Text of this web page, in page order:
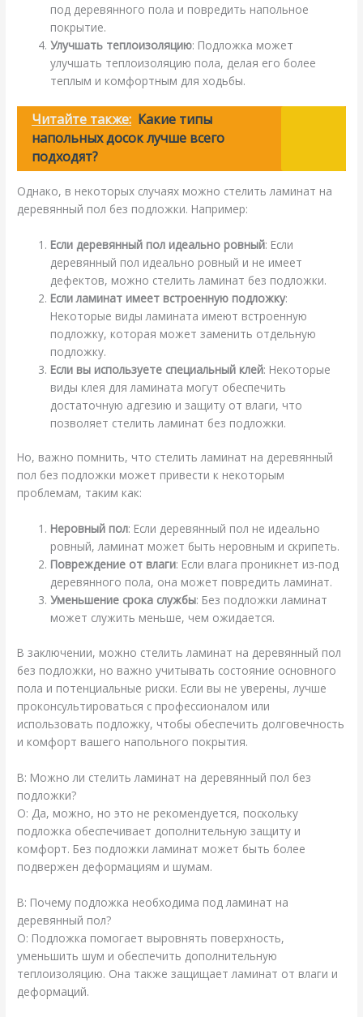
под деревянного пола и повредить напольное
покрытие.
Улучшать теплоизоляцию: Подложка может
улучшать теплоизоляцию пола, делая его более
теплым и комфортным для ходьбы.
Читайте также: Какие типы
напольных досок лучше всего
подходят?
Однако, в некоторых случаях можно стелить ламинат на
деревянный пол без подложки. Например:
Если деревянный пол идеально ровный: Если
деревянный пол идеально ровный и не имеет
дефектов, можно стелить ламинат без подложки.
Если ламинат имеет встроенную подложку:
Некоторые виды ламината имеют встроенную
подложку, которая может заменить отдельную
подложку.
Если вы используете специальный клей: Некоторые
виды клея для ламината могут обеспечить
достаточную адгезию и защиту от влаги, что
позволяет стелить ламинат без подложки.
Но, важно помнить, что стелить ламинат на деревянный
пол без подложки может привести к некоторым
проблемам, таким как:
Неровный пол: Если деревянный пол не идеально
ровный, ламинат может быть неровным и скрипеть.
Повреждение от влаги: Если влага проникнет из-под
деревянного пола, она может повредить ламинат.
Уменьшение срока службы: Без подложки ламинат
может служить меньше, чем ожидается.
В заключении, можно стелить ламинат на деревянный пол
без подложки, но важно учитывать состояние основного
пола и потенциальные риски. Если вы не уверены, лучше
проконсультироваться с профессионалом или
использовать подложку, чтобы обеспечить долговечность
и комфорт вашего напольного покрытия.
В: Можно ли стелить ламинат на деревянный пол без
подложки?
О: Да, можно, но это не рекомендуется, поскольку
подложка обеспечивает дополнительную защиту и
комфорт. Без подложки ламинат может быть более
подвержен деформациям и шумам.
В: Почему подложка необходима под ламинат на
деревянный пол?
О: Подложка помогает выровнять поверхность,
уменьшить шум и обеспечить дополнительную
теплоизоляцию. Она также защищает ламинат от влаги и
деформаций.